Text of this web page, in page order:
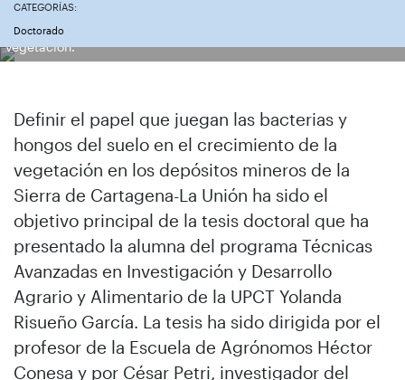
CATEGORÍAS:
Doctorado
Yolanda Risueño muestreando zonas del depósito minero con
vegetación.
Definir el papel que juegan las bacterias y
hongos del suelo en el crecimiento de la
vegetación en los depósitos mineros de la
Sierra de Cartagena-La Unión ha sido el
objetivo principal de la tesis doctoral que ha
presentado la alumna del programa Técnicas
Avanzadas en Investigación y Desarrollo
Agrario y Alimentario de la UPCT Yolanda
Risueño García. La tesis ha sido dirigida por el
profesor de la Escuela de Agrónomos Héctor
Conesa y por César Petri, investigador del